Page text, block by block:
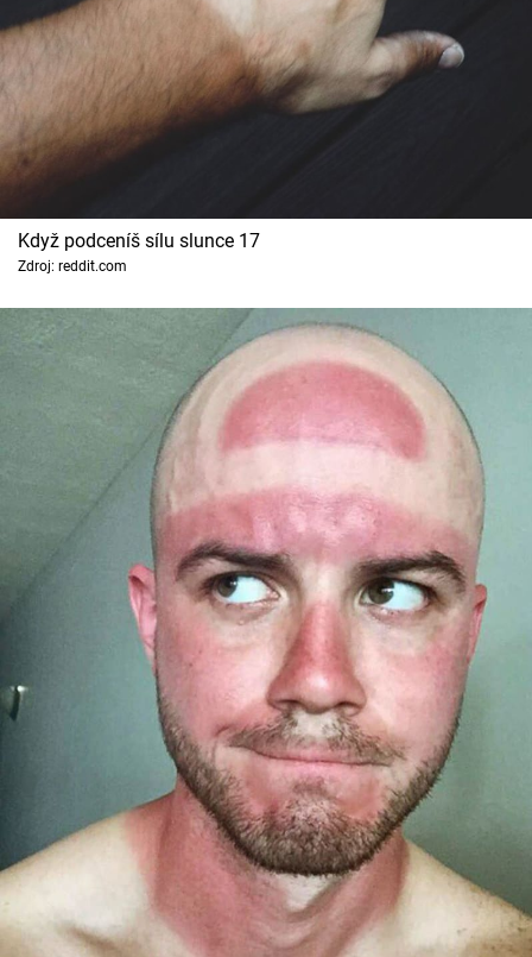
Když podceníš sílu slunce 17
Zdroj: reddit.com